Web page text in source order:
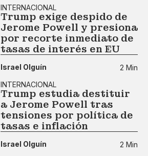
INTERNACIONAL
Trump exige despido de
Jerome Powell y presiona
por recorte inmediato de
tasas de interés en EU
Israel Olguín
2 Min
INTERNACIONAL
Trump estudia destituir
a Jerome Powell tras
tensiones por política de
tasas e inflación
Israel Olguín
2 Min